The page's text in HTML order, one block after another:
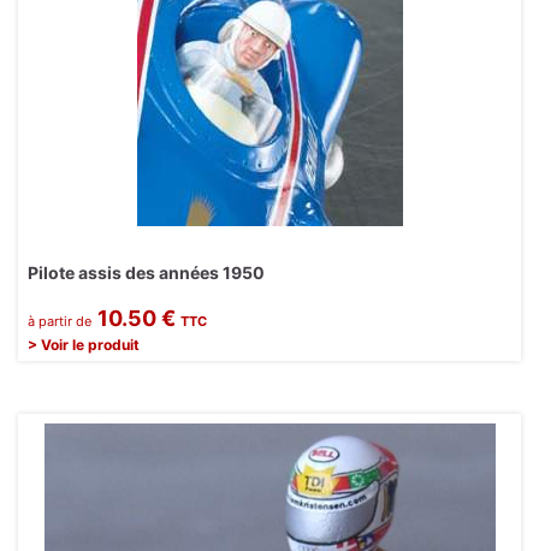
Pilote assis des années 1950
à partir de 10.50 € TTC
> Voir le produit